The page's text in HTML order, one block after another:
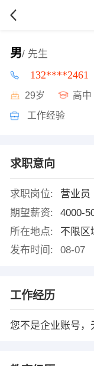
男/ 先生
132****2461
29岁 高中
工作经验
求职意向
求职岗位:
营业员
期望薪资:
4000-
所在地点:
不限区
发布时间:
08-07
工作经历
您不是企业账号，